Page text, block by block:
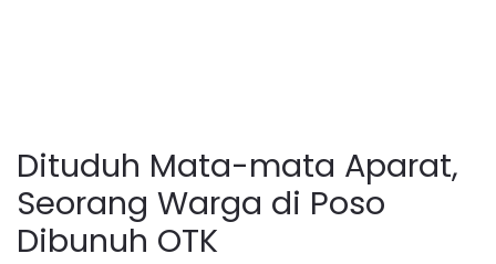
Dituduh Mata-mata Aparat,
Seorang Warga di Poso
Dibunuh OTK